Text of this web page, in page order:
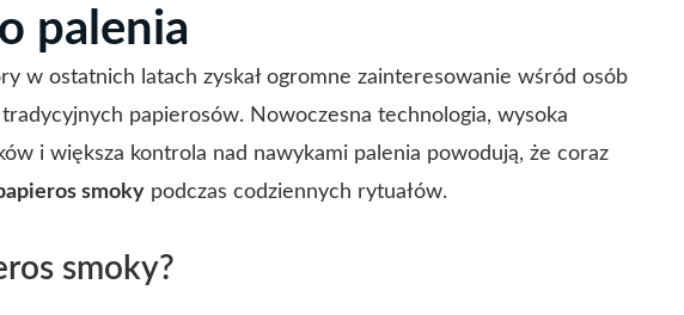
palenia
w ostatnich latach zyskał ogromne zainteresowanie wśród osób
papierosów. Nowoczesna technologia, wysoka
i większa kontrola nad nawykami palenia powodują, że coraz
smoky podczas codziennych rytuałów.
smoky?